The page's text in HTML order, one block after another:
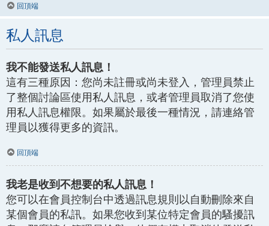
回頂端
私人訊息
我不能發送私人訊息！
這有三種原因：您尚未註冊或尚未登入，管理員禁止
了整個討論區使用私人訊息，或者管理員取消了您使
用私人訊息權限。如果屬於最後一種情況，請連絡管
理員以獲得更多的資訊。
回頂端
我老是收到不想要的私人訊息！
您可以在會員控制台中透過訊息規則以自動刪除來自
某個會員的私訊。如果您收到某位特定會員的騷擾訊